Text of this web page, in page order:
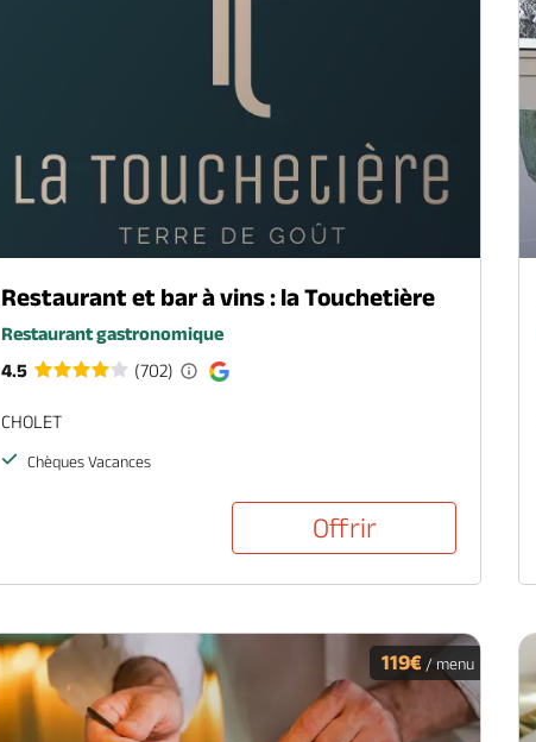
Restaurant et bar à vins : la Touchetière
Restaurant gastronomique
4.5
(702)
CHOLET
Chèques Vacances
Offrir
119€ / menu